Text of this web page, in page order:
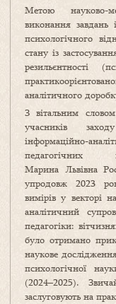
Метою науково-
виконання завдань
психологічного
стану із
резильєнтності
аналітичного
З вітальним
учасників
інформаційно-
Марина Львівна
упродовж 2023
вимірів у векторі
аналітичний
педагогіки:
було отримано
наукове
психологічної
(2024–2025).
заслуговують на